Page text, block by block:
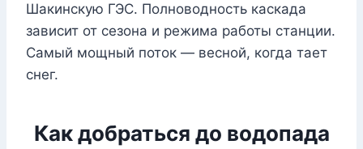
Шакинскую ГЭС. Полноводность каскада
зависит от сезона и режима работы станции.
Самый мощный поток — весной, когда тает
снег.
Как добраться до водопада